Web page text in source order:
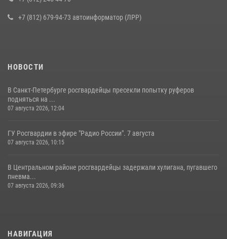
+7 (812) 679-94-73 автоинформатор (ЛРР)
НОВОСТИ
В Санкт-Петербурге росгвардейцы пресекли попытку руферов
подняться на ...
07 августа 2026, 12:04
ГУ Росгвардии в эфире "Радио России". 7 августа
07 августа 2026, 10:15
В Центральном районе росгвардейцы задержали хулигана, пугавшего
пневма...
07 августа 2026, 09:36
НАВИГАЦИЯ